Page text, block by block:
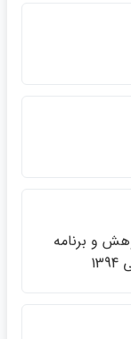
و برنامه